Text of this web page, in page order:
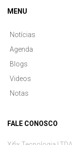
MENU
Notícias
Agenda
Blogs
Videos
Notas
FALE CONOSCO